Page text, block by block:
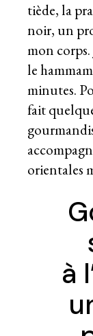
tiède, la
noir, un
mon corps.
le
minutes.
fait
orientales
à